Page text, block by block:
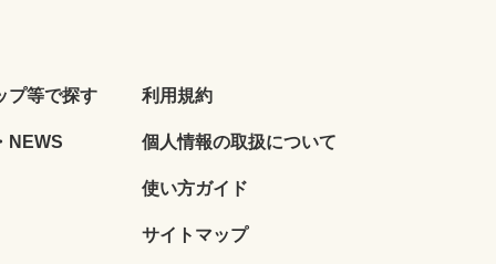
プ等で探す
NEWS
利用規約
個人情報の取扱について
使い方ガイド
サイトマップ